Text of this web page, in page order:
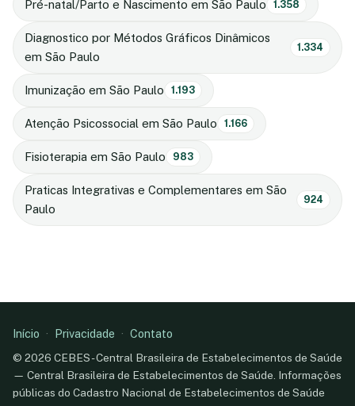
Pré-natal/Parto e Nascimento em São Paulo 1.358
Diagnostico por Métodos Gráficos Dinâmicos
em São Paulo
1.334
Imunização em São Paulo 1.193
Atenção Psicossocial em São Paulo 1.166
Fisioterapia em São Paulo 983
Praticas Integrativas e Complementares em São
Paulo
924
Início · Privacidade · Contato
© 2026 CEBES - Central Brasileira de Estabelecimentos de Saúde
— Central Brasileira de Estabelecimentos de Saúde. Informações
públicas do Cadastro Nacional de Estabelecimentos de Saúde